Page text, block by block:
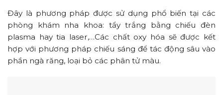
Đây là phương pháp được sử dụng phổ biến tại các
phòng khám nha khoa: tẩy trắng bằng chiếu đèn
plasma hay tia laser,…Các chất oxy hóa sẽ được kết
hợp với phương pháp chiếu sáng để tác động sâu vào
phần ngà răng, loại bỏ các phân tử màu.